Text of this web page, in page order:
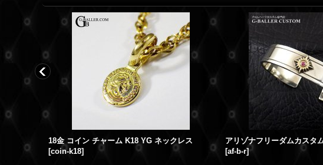
18金 コイン チャーム K18 YG ネックレス
[coin-k18]
[af-b-r]